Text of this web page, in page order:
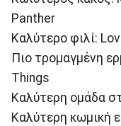
Panther
Καλύτερο φιλί:
Πιο τρομαγμένη
Things
Καλύτερη ομάδα
Καλύτερη κωμική